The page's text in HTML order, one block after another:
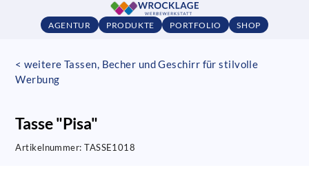
AGENTUR PRODUKTE PORTFOLIO SHOP
< weitere Tassen, Becher und Geschirr für stilvolle
Werbung
Tasse "Pisa"
Artikelnummer:TASSE1018